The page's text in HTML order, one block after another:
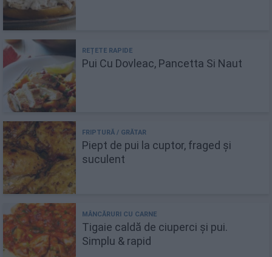
Pui Cu Dovleac, Pancetta Si Naut
Piept de pui la cuptor, fraged și
suculent
Tigaie caldă de ciuperci și pui.
Simplu & rapid